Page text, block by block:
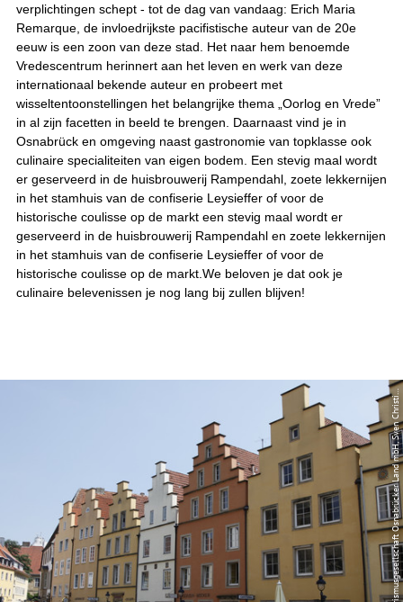
verplichtingen schept - tot de dag van vandaag: Erich Maria
Remarque, de invloedrijkste pacifistische auteur van de 20e
eeuw is een zoon van deze stad. Het naar hem benoemde
Vredescentrum herinnert aan het leven en werk van deze
internationaal bekende auteur en probeert met
wisseltentoonstellingen het belangrijke thema „Oorlog en Vrede”
in al zijn facetten in beeld te brengen. Daarnaast vind je in
Osnabrück en omgeving naast gastronomie van topklasse ook
culinaire specialiteiten van eigen bodem. Een stevig maal wordt
er geserveerd in de huisbrouwerij Rampendahl, zoete lekkernijen
in het stamhuis van de confiserie Leysieffer of voor de
historische coulisse op de markt een stevig maal wordt er
geserveerd in de huisbrouwerij Rampendahl en zoete lekkernijen
in het stamhuis van de confiserie Leysieffer of voor de
historische coulisse op de markt.We beloven je dat ook je
culinaire belevenissen je nog lang bij zullen blijven!
©
C
C
-
B
Y
-
S
A
|
T
o
u
r
i
s
m
u
s
g
e
s
e
l
l
s
c
h
a
f
t
O
s
n
a
b
r
ü
c
k
e
r
L
a
n
d
m
b
H,
S
v
e
n
C
h
r
i
s
t
i
a
n
F
i
n
k
e
-
E
n
n
e
n